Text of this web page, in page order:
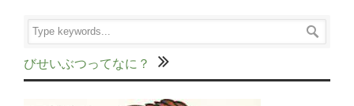
びせいぶつってなに？